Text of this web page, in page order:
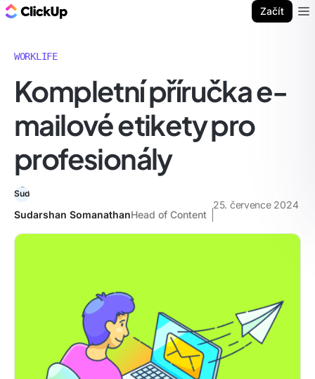
Začít
WORKLIFE
Kompletní příručka e-
mailové etikety pro
profesionály
Sudarshan SomanathanHead of Content
25. července 2024